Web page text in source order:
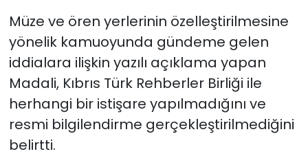
Müze ve ören yerlerinin özelleştirilmesine
yönelik kamuoyunda gündeme gelen
iddialara ilişkin yazılı açıklama yapan
Madali, Kıbrıs Türk Rehberler Birliği ile
herhangi bir istişare yapılmadığını ve
resmi bilgilendirme gerçekleştirilmediğini
belirtti.
YAŞAM
Yazarlar